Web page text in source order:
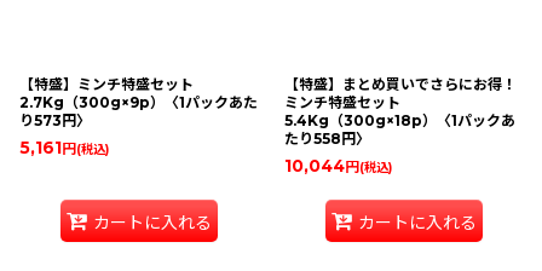
【特盛】ミンチ特盛セット
2.7Kg（300g×9p）〈1パックあた
り573円〉
5,161円 (税込)
カートに入れる
【特盛】まとめ買いでさらにお得！
ミンチ特盛セット
5.4Kg（300g×18p）〈1パックあ
たり558円〉
10,044円 (税込)
カートに入れる